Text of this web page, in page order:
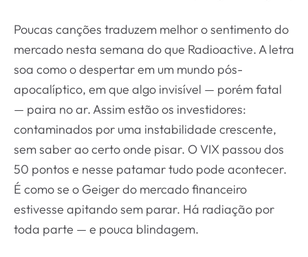
Poucas canções traduzem melhor o sentimento do
mercado nesta semana do que Radioactive. A letra
soa como o despertar em um mundo pós-
apocalíptico, em que algo invisível — porém fatal
— paira no ar. Assim estão os investidores:
contaminados por uma instabilidade crescente,
sem saber ao certo onde pisar. O VIX passou dos
50 pontos e nesse patamar tudo pode acontecer.
É como se o Geiger do mercado financeiro
estivesse apitando sem parar. Há radiação por
toda parte — e pouca blindagem.